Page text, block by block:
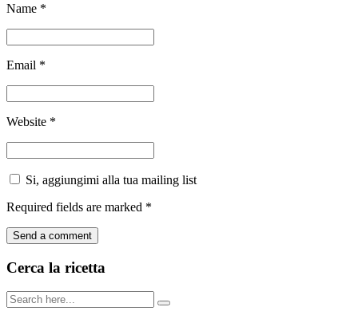
Name *
Email *
Website *
Si, aggiungimi alla tua mailing list
Required fields are marked *
Cerca la ricetta